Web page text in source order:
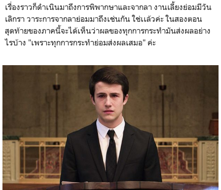
เรื่องราวก็ดำเนินมาถึงการพิพากษาและจากลา งานเลี้ยงย่อมมีวัน
เลิกรา วาระการจากลาย่อมมาถึงเช่นกัน ใช่เเล้วค่ะ ในสองตอน
สุดท้ายของภาคนี้จะได้เห็นว่าผลของทุกการกระทำมันส่งผลอย่าง
ไรบ้าง "เพราะทุกการกระทำย่อมส่งผลเสมอ" ค่ะ